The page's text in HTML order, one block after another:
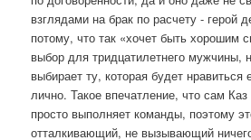
взглядами на брак по расчету - герой
потому, что так «хочет быть хорошим
выбор для тридцатилетнего мужчины,
выбирает ту, которая будет
лично. Такое впечатление, что сам
просто выполняет команды, поэтому
отталкивающий, не вызывающий